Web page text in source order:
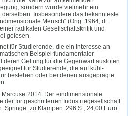
sondern wurde vielmehr ein
Insbesondere das bekannteste
Mensch“ (Orig. 1964, dt.
radikalen Gesellschaftskritik und
gelesen.
für Studierende, die ein Interesse an
Beispiel fundamentaler
deren Geltung für die Gegenwart ausloten
für Studierende, die auf kühl-
bestehen oder bei denen ausgeprägte
2014: Der eindimensionale
der fortgeschrittenen Industriegesellschaft.
Springe: zu Klampen. 296 S., 24,00 Euro.